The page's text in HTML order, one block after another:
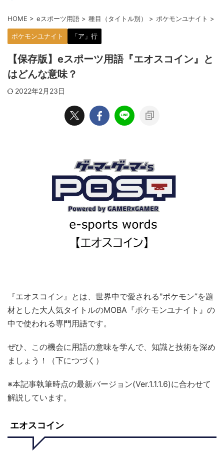
HOME > eスポーツ用語 > 種目（タイトル別） > ポケモンユナイト >
ポケモンユナイト 「ア」行
【保存版】eスポーツ用語『エオスコイン』と
はどんな意味？
2022年2月23日
『エオスコイン』とは、世界中で愛される"ポケモン”を題
材とした大人気タイトルのMOBA『ポケモンユナイト』の
中で使われる専門用語です。
ぜひ、この機会に用語の意味を学んで、知識と技術を深め
ましょう！（下につづく）
※本記事執筆時点の最新バージョン(Ver.1.1.1.6)に合わせて
解説しています。
エオスコイン